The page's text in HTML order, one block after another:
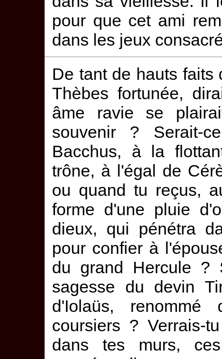
pour que cet ami
dans les jeux
De tant de hauts faits
Thèbes fortunée,
âme ravie se
souvenir ? Serait-
Bacchus, à la
trône, à l'égal de
ou quand tu reçus,
forme d'une pluie
dieux, qui pénétra
pour confier à
du grand Hercule ?
sagesse du devin
d'Iolaüs,
coursiers ? Verrais-
dans tes murs,